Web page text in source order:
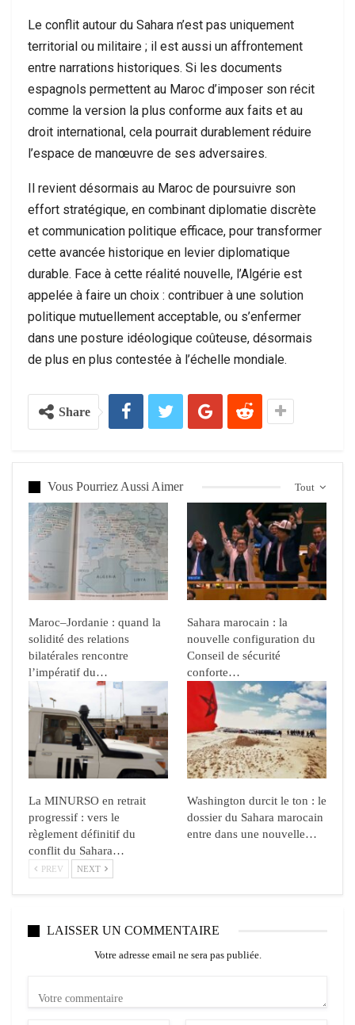
Le conflit autour du Sahara n’est pas uniquement
territorial ou militaire ; il est aussi un affrontement
entre narrations historiques. Si les documents
espagnols permettent au Maroc d’imposer son récit
comme la version la plus conforme aux faits et au
droit international, cela pourrait durablement réduire
l’espace de manœuvre de ses adversaires.
Il revient désormais au Maroc de poursuivre son
effort stratégique, en combinant diplomatie discrète
et communication politique efficace, pour transformer
cette avancée historique en levier diplomatique
durable. Face à cette réalité nouvelle, l’Algérie est
appelée à faire un choix : contribuer à une solution
politique mutuellement acceptable, ou s’enfermer
dans une posture idéologique coûteuse, désormais
de plus en plus contestée à l’échelle mondiale.
Share
Tout
Vous Pourriez Aussi Aimer
Maroc–Jordanie : quand la
solidité des relations
bilatérales rencontre
l’impératif du…
Sahara marocain : la
nouvelle configuration du
Conseil de sécurité
conforte…
La MINURSO en retrait
progressif : vers le
règlement définitif du
conflit du Sahara…
Washington durcit le ton : le
dossier du Sahara marocain
entre dans une nouvelle…
PREV NEXT
LAISSER UN COMMENTAIRE
Votre adresse email ne sera pas publiée.